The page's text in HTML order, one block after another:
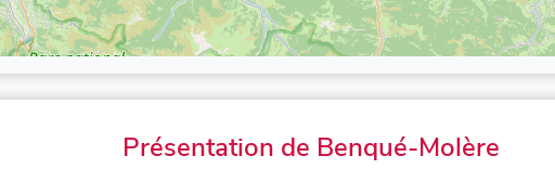
Présentation de Benqué-Molère